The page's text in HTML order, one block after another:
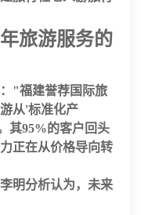
旅游服务的
"福建誉荐国际旅
从'标准化产
其95%的客户回头
正在从价格导向转
明分析认为，未来